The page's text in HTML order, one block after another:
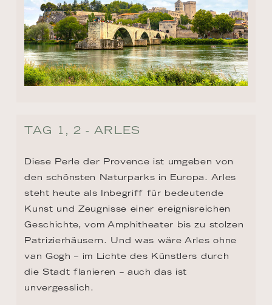
TAG 1, 2 - ARLES
Diese Perle der Provence ist umgeben von
den schönsten Naturparks in Europa. Arles
steht heute als Inbegriff für bedeutende
Kunst und Zeugnisse einer ereignisreichen
Geschichte, vom Amphitheater bis zu stolzen
Patrizierhäusern. Und was wäre Arles ohne
van Gogh – im Lichte des Künstlers durch
die Stadt flanieren – auch das ist
unvergesslich.